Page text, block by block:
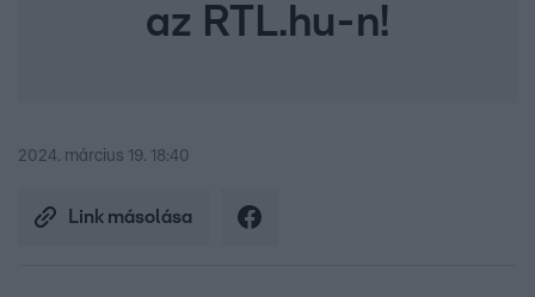
az RTL.hu-n!
2024. március 19. 18:40
Link másolása